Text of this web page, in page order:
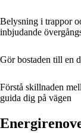
Belysning i trappor
inbjudande
Gör bostaden till en
Förstå skillnaden
guida dig på vägen